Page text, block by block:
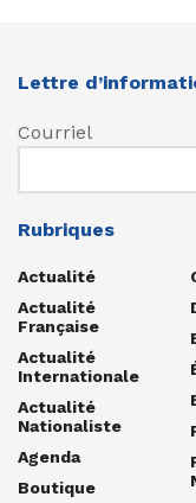
Lettre
Courriel
Rubriques
Actualité
Actualité
Française
Actualité
Internationale
Actualité
Nationaliste
Agenda
Boutique